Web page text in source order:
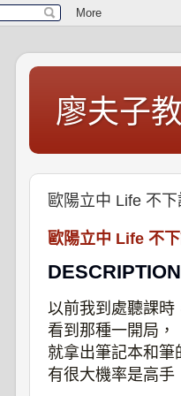
廖夫子
歐陽立中 Life 不
歐陽立中 Life 不
DESCRIPTION
以前我到處聽課時
看到那種一開局，
就拿出筆記本和筆
有很大機率是高手